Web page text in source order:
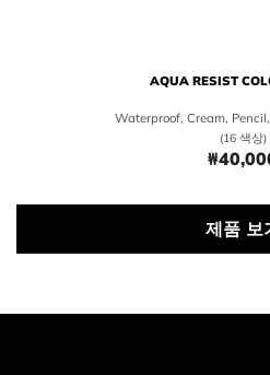
AQUA RESIST
Waterproof, Cream,
(16 색상)
제품 보